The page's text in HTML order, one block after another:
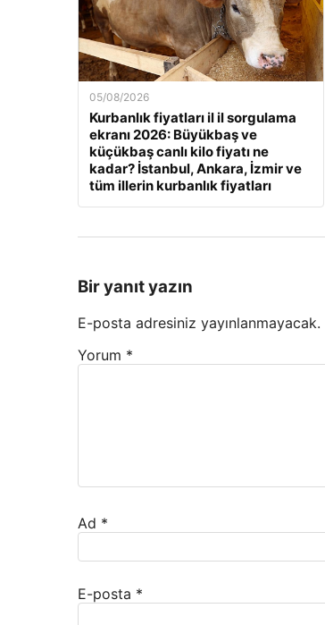
05/08/2026
Kurbanlık fiyatları il il sorgulama
ekranı 2026: Büyükbaş ve
küçükbaş canlı kilo fiyatı ne
kadar? İstanbul, Ankara, İzmir ve
tüm illerin kurbanlık fiyatları
Bir yanıt yazın
E-posta adresiniz yayınlanmayacak.
Yorum *
Ad *
E-posta *